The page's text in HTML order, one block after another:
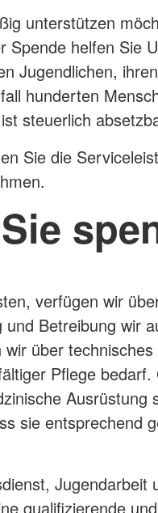
unterstützen
Spende helfen Sie
Jugendlichen,
hunderten
steuerlich
Sie die
verfügen wir
Betreibung wir
über
Pflege
Ausrüstung
sie entsprechend
Jugendarbeit
qualifizierende